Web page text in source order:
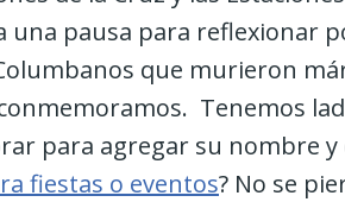
una pausa para reflexionar
que murieron
Tenemos
para agregar su nombre
fiestas o eventos? No se